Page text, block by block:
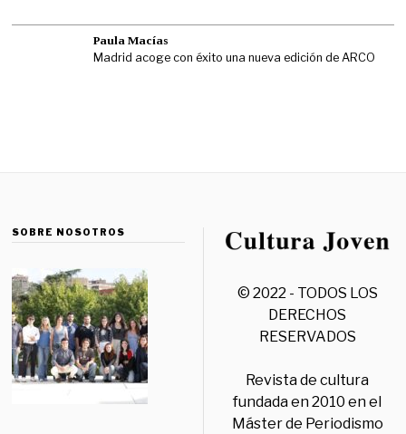
Paula Macías
Madrid acoge con éxito una nueva edición de ARCO
SOBRE NOSOTROS
© 2022 - TODOS LOS
DERECHOS
RESERVADOS
Revista de cultura
fundada en 2010 en el
Máster de Periodismo